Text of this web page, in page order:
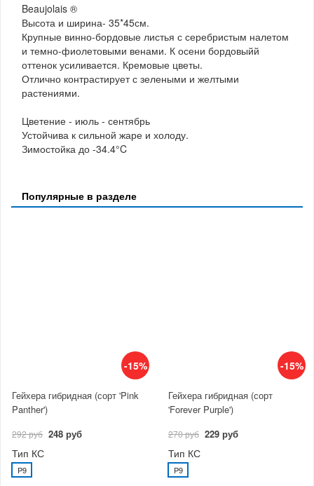
Beaujolais ®
Высота и ширина- 35*45см.
Крупные винно-бордовые листья с серебристым налетом
и темно-фиолетовыми венами. К осени бордовыйй
оттенок усиливается. Кремовые цветы.
Отлично контрастирует с зелеными и желтыми
растениями.
Цветение - июль - сентябрь
Устойчива к сильной жаре и холоду.
Зимостойка до -34.4°C
Популярные в разделе
-15%
Гейхера гибридная (сорт 'Pink
Panther')
292 руб 248 руб
Тип КС
P9
-15%
Гейхера гибридная (сорт
'Forever Purple')
270 руб 229 руб
Тип КС
P9